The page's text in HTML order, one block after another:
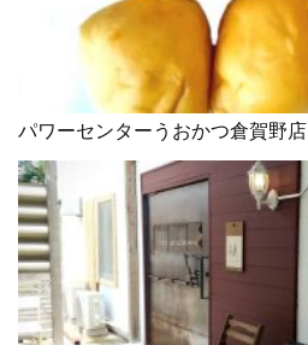
パワーセンターうおかつ倉賀野店